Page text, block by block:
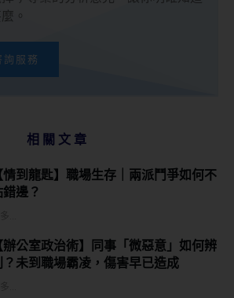
。
詢服務
相關文章
情到龍匙】職場生存｜兩派鬥爭如何不
錯邊？
辦公室政治術】同事「微惡意」如何辨
？未到職場霸凌，傷害早已造成